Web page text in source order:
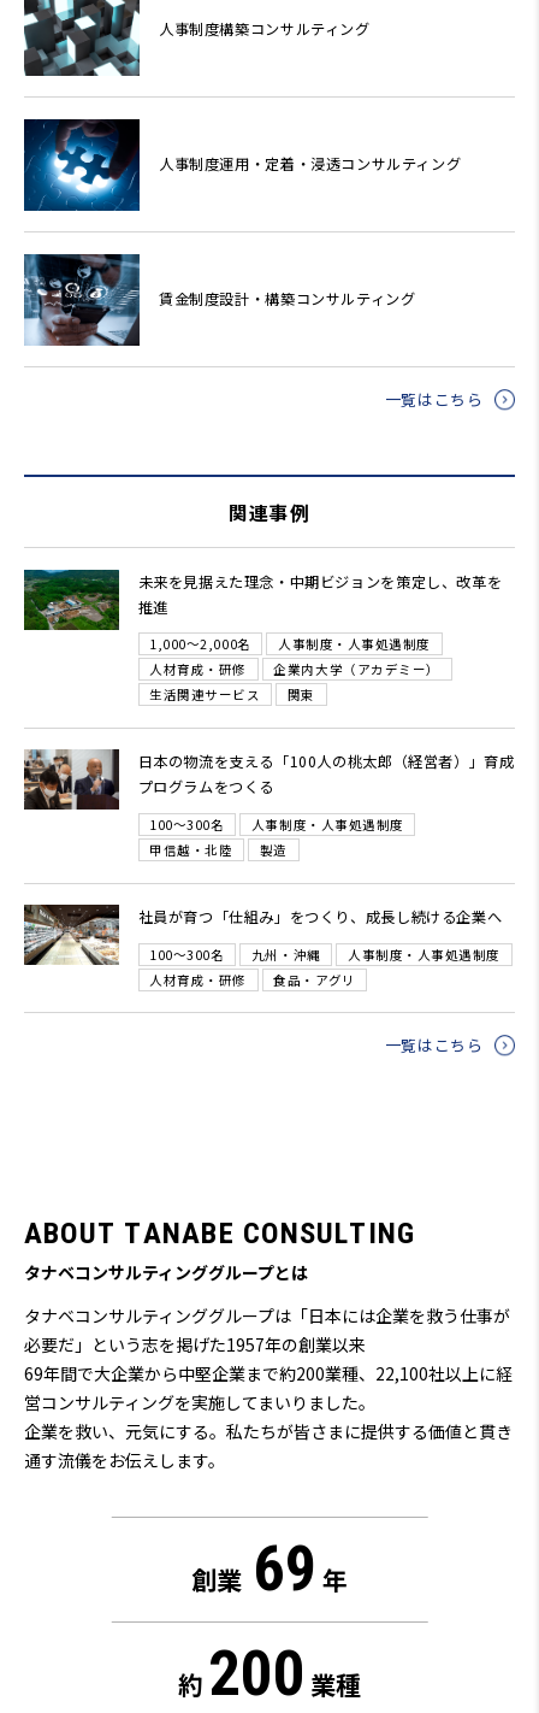
人事制度構築コンサルティング
人事制度運用・定着・浸透コンサルティング
賃金制度設計・構築コンサルティング
一覧はこちら
関連事例
未来を見据えた理念・中期ビジョンを策定し、改革を
推進
1,000～2,000名
人事制度・人事処遇制度
人材育成・研修
企業内大学（アカデミー）
生活関連サービス
関東
日本の物流を支える「100人の桃太郎（経営者）」育成
プログラムをつくる
100～300名
人事制度・人事処遇制度
甲信越・北陸
製造
社員が育つ「仕組み」をつくり、成長し続ける企業へ
100～300名 九州・沖縄
人事制度・人事処遇制度
人材育成・研修
食品・アグリ
一覧はこちら
ABOUT TANABE CONSULTING
タナベコンサルティンググループとは
タナベコンサルティンググループは「日本には企業を救う仕事が
必要だ」という志を掲げた1957年の創業以来
69年間で大企業から中堅企業まで約200業種、22,100社以上に経
営コンサルティングを実施してまいりました。
企業を救い、元気にする。私たちが皆さまに提供する価値と貫き
通す流儀をお伝えします。
創業 69 年
約 200 業種